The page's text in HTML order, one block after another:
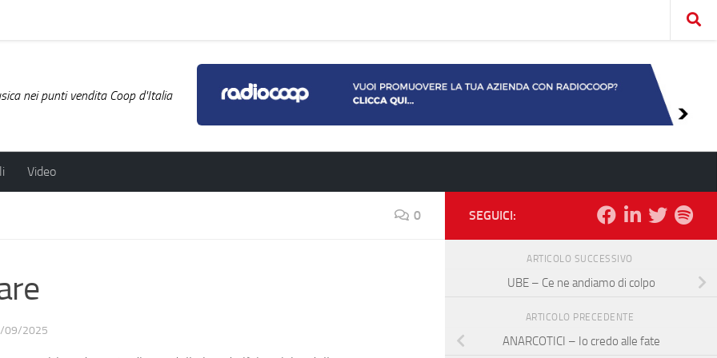
nei punti vendita Coop d'Italia
Video
0
09/2025
SEGUICI:
ARTICOLO SUCCESSIVO
UBE – Ce ne andiamo di colpo
ARTICOLO PRECEDENTE
ANARCOTICI – Io credo alle fate